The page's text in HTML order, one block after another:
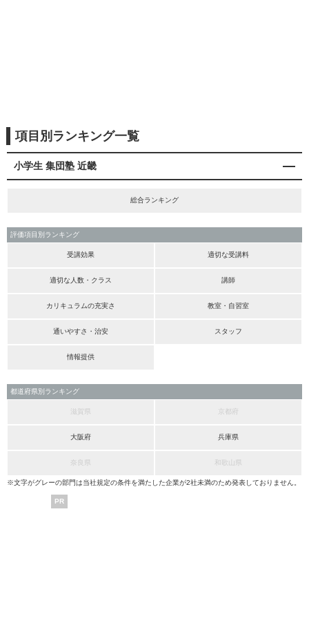
項目別ランキング一覧
小学生 集団塾 近畿
総合ランキング
評価項目別ランキング
受講効果 適切な受講料
適切な人数・クラス 講師
カリキュラムの充実さ 教室・自習室
通いやすさ・治安 スタッフ
情報提供
都道府県別ランキング
滋賀県 京都府
大阪府 兵庫県
奈良県 和歌山県
※文字がグレーの部門は当社規定の条件を満たした企業が2社未満のため発表しておりません。
PR